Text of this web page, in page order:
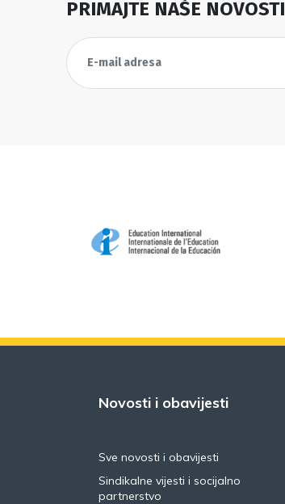
PRIMAJTE NAŠE NOVOSTI
Novosti i obavijesti
Sve novosti i obavijesti
Sindikalne vijesti i socijalno
partnerstvo